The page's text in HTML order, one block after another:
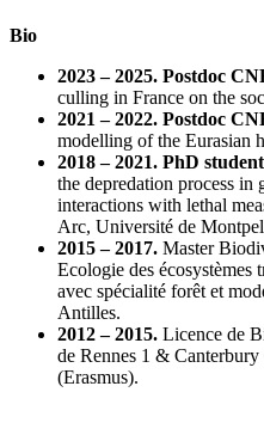
Bio
2023 – 2025. Postdoc
culling in France on the
2021 – 2022. Postdoc
modelling of the Eurasian
2018 – 2021. PhD
the depredation process in
interactions with lethal
Arc, Université de
2015 – 2017. Master
Ecologie des écosystèmes
avec spécialité forêt et
Antilles.
2012 – 2015. Licence de
de Rennes 1 &
(Erasmus).